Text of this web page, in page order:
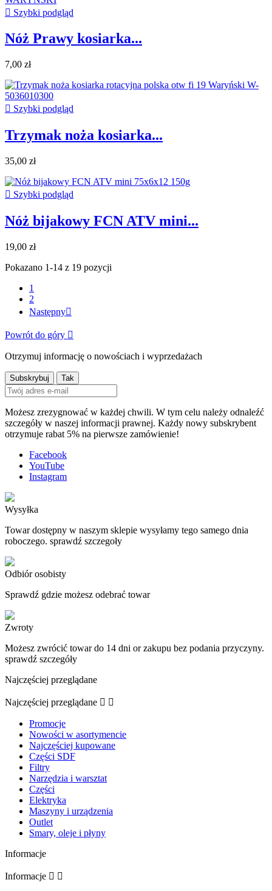
 Szybki podgląd
Nóż Prawy kosiarka...
7,00 zł
 Szybki podgląd
Trzymak noża kosiarka...
35,00 zł
 Szybki podgląd
Nóż bijakowy FCN ATV mini...
19,00 zł
Pokazano 1-14 z 19 pozycji
1
2
Następny
Powrót do góry 
Otrzymuj informację o nowościach i wyprzedażach
Możesz zrezygnować w każdej chwili. W tym celu należy odnaleźć
szczegóły w naszej informacji prawnej. Każdy nowy subskrybent
otrzymuje rabat 5% na pierwsze zamówienie!
Facebook
YouTube
Instagram
Wysyłka
Towar dostępny w naszym sklepie wysyłamy tego samego dnia
roboczego. sprawdź szczegoły
Odbiór osobisty
Sprawdź gdzie możesz odebrać towar
Zwroty
Możesz zwrócić towar do 14 dni or zakupu bez podania przyczyny.
sprawdź szczegóły
Najczęściej przeglądane
Najczęściej przeglądane  
Promocje
Nowości w asortymencie
Najczęściej kupowane
Części SDF
Filtry
Narzędzia i warsztat
Części
Elektryka
Maszyny i urządzenia
Outlet
Smary, oleje i płyny
Informacje
Informacje  